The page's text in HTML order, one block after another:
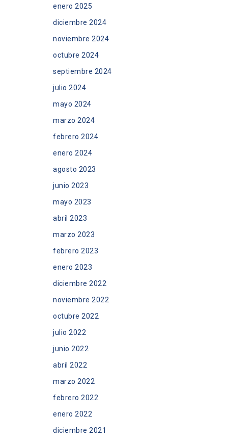
enero 2025
diciembre 2024
noviembre 2024
octubre 2024
septiembre 2024
julio 2024
mayo 2024
marzo 2024
febrero 2024
enero 2024
agosto 2023
junio 2023
mayo 2023
abril 2023
marzo 2023
febrero 2023
enero 2023
diciembre 2022
noviembre 2022
octubre 2022
julio 2022
junio 2022
abril 2022
marzo 2022
febrero 2022
enero 2022
diciembre 2021